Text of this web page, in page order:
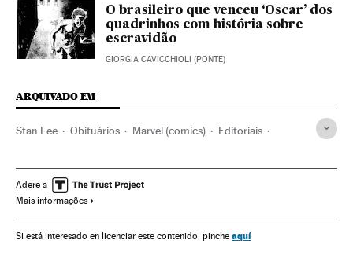
O brasileiro que venceu ‘Oscar’ dos
quadrinhos com história sobre
escravidão
GIORGIA CAVICCHIOLI (PONTE)
ARQUIVADO EM
Stan Lee Obituários Marvel (comics) Editoriais
Indústria cultural Cultura
Adere a
Mais informações
Si está interesado en licenciar este contenido, pinche aquí